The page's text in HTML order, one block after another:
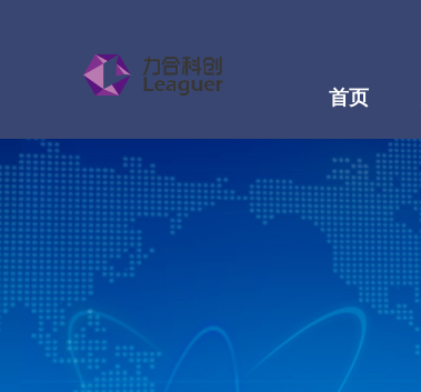
首页